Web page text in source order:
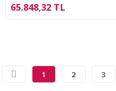
65.848,32 TL
1 2 3